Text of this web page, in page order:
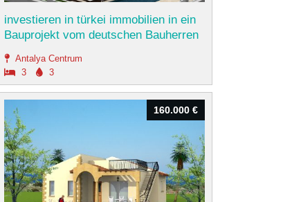
investieren in türkei immobilien in ein
Bauprojekt vom deutschen Bauherren
Antalya Centrum
3
3
160.000 €
160.000 €